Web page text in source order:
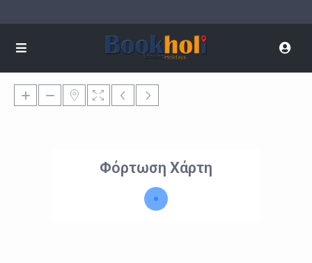
Φόρτωση Χάρτη